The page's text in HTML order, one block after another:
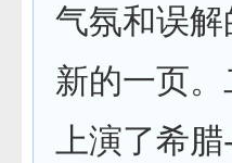
气氛和误
新的一页
上演了希